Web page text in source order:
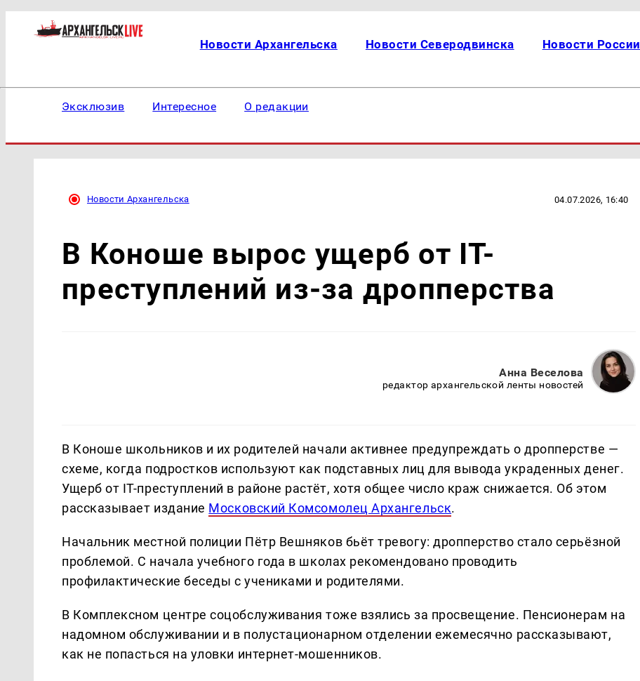
Новости Архангельска Новости Северодвинска Новости России
Эксклюзив Интересное О редакции
Новости Архангельска 04.07.2026, 16:40
В Коноше вырос ущерб от IT-
преступлений из-за дропперства
Анна Веселова
редактор архангельской ленты новостей
В Коноше школьников и их родителей начали активнее предупреждать о дропперстве —
схеме, когда подростков используют как подставных лиц для вывода украденных денег.
Ущерб от IT-преступлений в районе растёт, хотя общее число краж снижается. Об этом
рассказывает издание Московский Комсомолец Архангельск.
Начальник местной полиции Пётр Вешняков бьёт тревогу: дропперство стало серьёзной
проблемой. С начала учебного года в школах рекомендовано проводить
профилактические беседы с учениками и родителями.
В Комплексном центре соцобслуживания тоже взялись за просвещение. Пенсионерам на
надомном обслуживании и в полустационарном отделении ежемесячно рассказывают,
как не попасться на уловки интернет-мошенников.